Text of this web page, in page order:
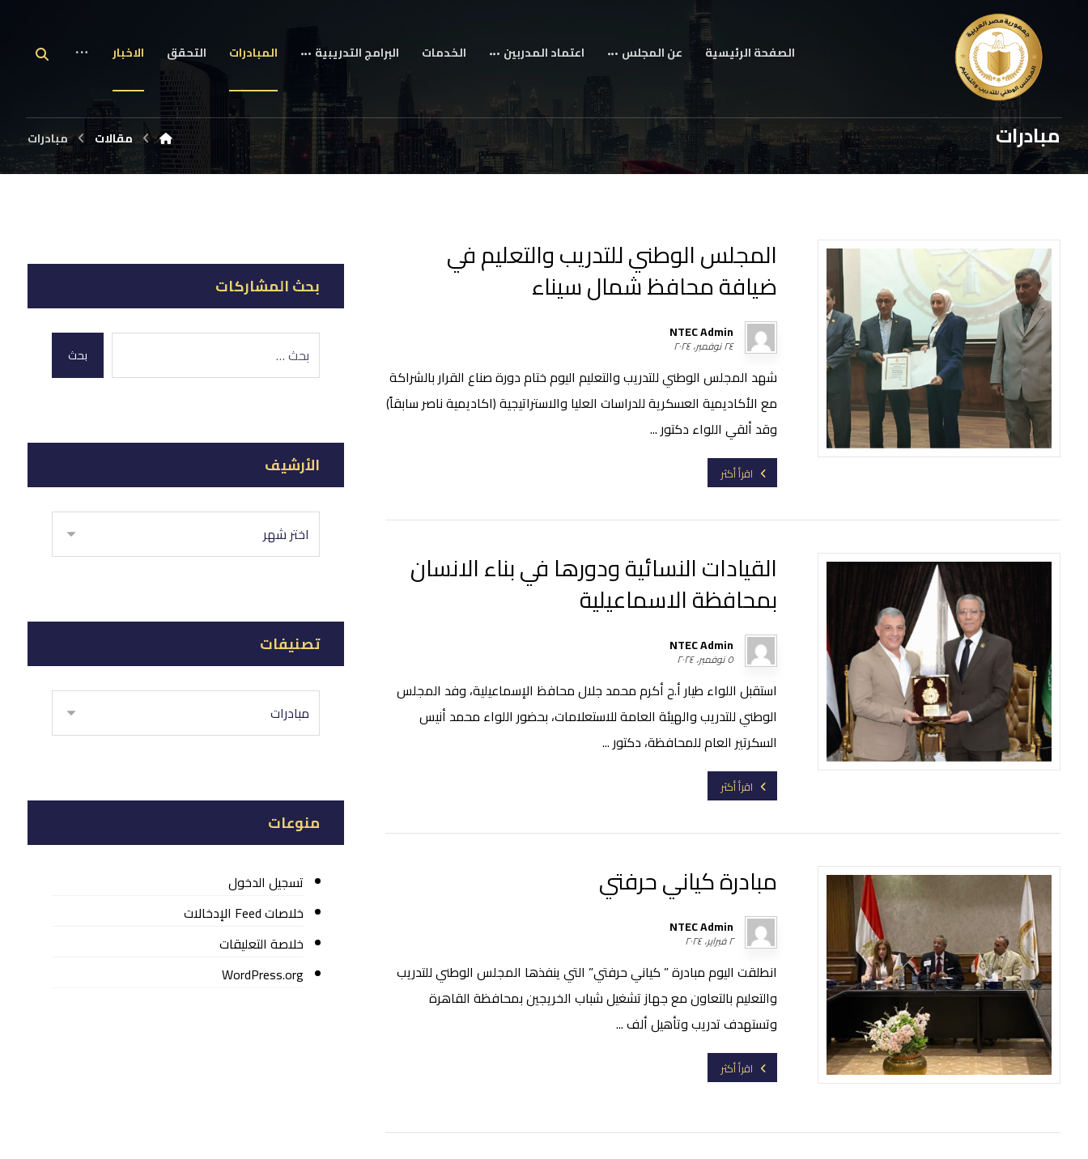
الصفحة الرئيسية عن المجلس اعتماد المدربين الخدمات البرامج التدريبية المبادرات التحقق الاخبار
مبادرات مقالات مبادرات
المجلس الوطني للتدريب والتعليم في
ضيافة محافظ شمال سيناء
NTEC Admin
٢٤ نوفمبر، ٢٠٢٤
شهد المجلس الوطني للتدريب والتعليم اليوم ختام دورة صناع القرار بالشراكة
مع الأكاديمية العسكرية للدراسات العليا والاستراتيجية (اكاديمية ناصر سابقاً)
وقد ألقي اللواء دكتور ...
اقرأ أكثر
القيادات النسائية ودورها في بناء الانسان
بمحافظة الاسماعيلية
NTEC Admin
٥ نوفمبر، ٢٠٢٤
استقبل اللواء طيار أ.ح أكرم محمد جلال محافظ الإسماعيلية، وفد المجلس
الوطني للتدريب والهيئة العامة للاستعلامات، بحضور اللواء محمد أنيس
السكرتير العام للمحافظة، دكتور ...
اقرأ أكثر
مبادرة كياني حرفتي
NTEC Admin
٢ فبراير، ٢٠٢٤
انطلقت اليوم مبادرة ” كياني حرفتي” التي ينفذها المجلس الوطني للتدريب
والتعليم بالتعاون مع جهاز تشغيل شباب الخريجين بمحافظة القاهرة
وتستهدف تدريب وتأهيل ألف ...
اقرأ أكثر
بحث المشاركات
بحث
الأرشيف
تصنيفات
منوعات
تسجيل الدخول
خلاصات Feed الإدخالات
خلاصة التعليقات
WordPress.org